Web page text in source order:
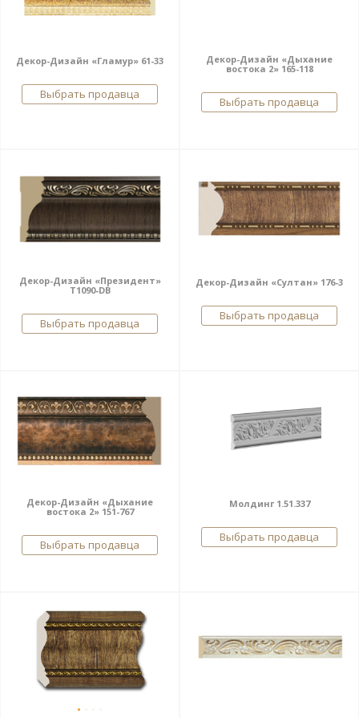
Декор-Дизайн «Гламур» 61-33
Выбрать продавца
Декор-Дизайн «Дыхание
востока 2» 165-118
Выбрать продавца
Декор-Дизайн «Президент»
Т1090-DB
Выбрать продавца
Декор-Дизайн «Султан» 176-3
Выбрать продавца
Декор-Дизайн «Дыхание
востока 2» 151-767
Выбрать продавца
Молдинг 1.51.337
Выбрать продавца